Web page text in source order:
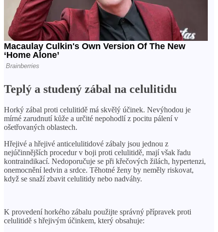
Teplý a studený zábal na celulitidu
Horký zábal proti celulitidě má skvělý účinek. Nevýhodou je
mírné zarudnutí kůže a určité nepohodlí z pocitu pálení v
ošetřovaných oblastech.
Hřejivé a hřejivé anticelulitidové zábaly jsou jednou z
nejúčinnějších procedur v boji proti celulitidě, mají však řadu
kontraindikací. Nedoporučuje se při křečových žilách, hypertenzi,
onemocnění ledvin a srdce. Těhotné ženy by neměly riskovat,
když se snaží zbavit celulitidy nebo nadváhy.
K provedení horkého zábalu použijte správný přípravek proti
celulitidě s hřejivým účinkem, který obsahuje: